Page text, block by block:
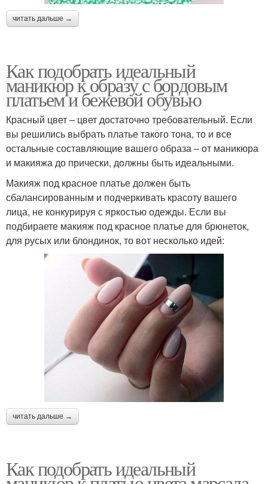
читать дальше →
Как подобрать идеальный
маникюр к образу с бордовым
платьем и бежевой обувью
Красный цвет – цвет достаточно требовательный. Если
вы решились выбрать платье такого тона, то и все
остальные составляющие вашего образа – от маникюра
и макияжа до прически, должны быть идеальными.
Макияж под красное платье должен быть
сбалансированным и подчеркивать красоту вашего
лица, не конкурируя с яркостью одежды. Если вы
подбираете макияж под красное платье для брюнеток,
для русых или блондинок, то вот несколько идей:
читать дальше →
Как подобрать идеальный